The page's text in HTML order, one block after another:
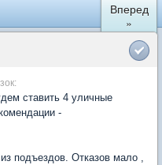
Вперед
»
ставить 4 уличные
-
подъездов. Отказов мало ,